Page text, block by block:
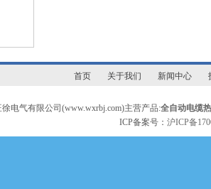
首页 关于我们 新闻中心
徐电气有限公司(www.wxrbj.com)主营产品:全自动电缆
ICP备案号：沪ICP备